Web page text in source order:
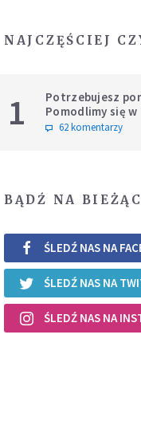
NAJCZĘŚCIEJ
1
Potrzebujesz
Pomodlimy się w
intencji
62 komentarzy
BĄDŹ NA
ŚLEDŹ NAS NA
ŚLEDŹ NAS NA
ŚLEDŹ NAS NA